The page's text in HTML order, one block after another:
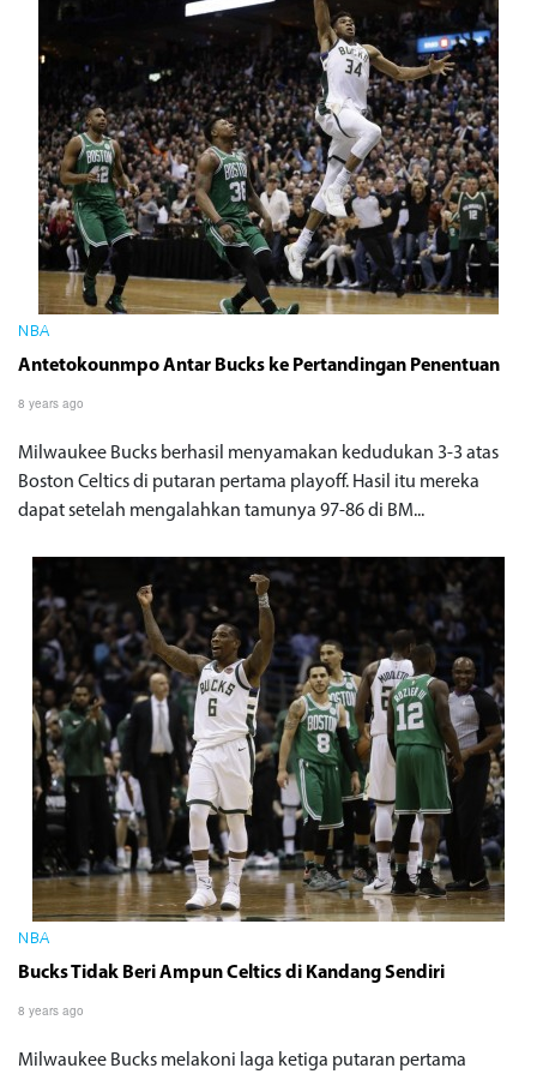
NBA
Antetokounmpo Antar Bucks ke Pertandingan Penentuan
8 years ago
Milwaukee Bucks berhasil menyamakan kedudukan 3-3 atas
Boston Celtics di putaran pertama playoff. Hasil itu mereka
dapat setelah mengalahkan tamunya 97-86 di BM...
NBA
Bucks Tidak Beri Ampun Celtics di Kandang Sendiri
8 years ago
Milwaukee Bucks melakoni laga ketiga putaran pertama